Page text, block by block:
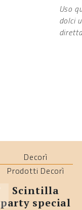
Uso
dolci
Decorì
Prodotti Decorì
scintilla
party special